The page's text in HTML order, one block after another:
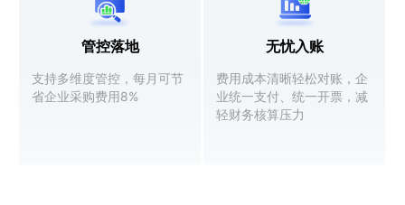
管控落地
支持多维度管控，每月可节
省企业采购费用8%
无忧入账
费用成本清晰轻松对账，企
业统一支付、统一开票，减
轻财务核算压力